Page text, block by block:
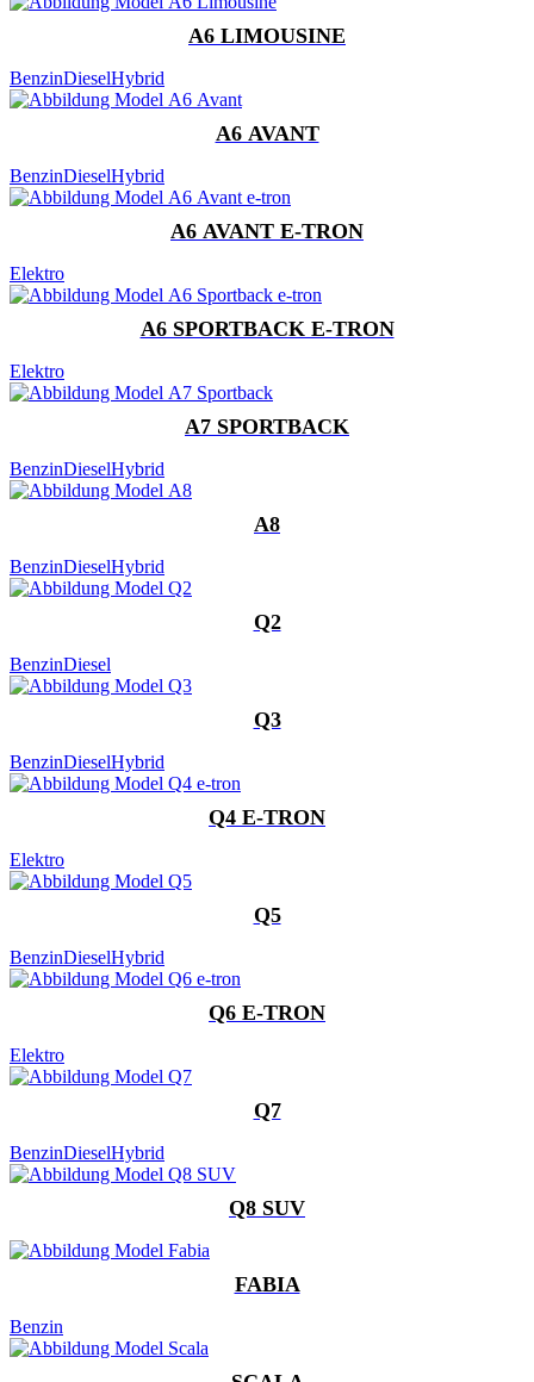
A6 LIMOUSINE
BenzinDieselHybrid
A6 AVANT
BenzinDieselHybrid
A6 AVANT E-TRON
Elektro
A6 SPORTBACK E-TRON
Elektro
A7 SPORTBACK
BenzinDieselHybrid
A8
BenzinDieselHybrid
Q2
BenzinDiesel
Q3
BenzinDieselHybrid
Q4 E-TRON
Elektro
Q5
BenzinDieselHybrid
Q6 E-TRON
Elektro
Q7
BenzinDieselHybrid
Q8 SUV
FABIA
Benzin